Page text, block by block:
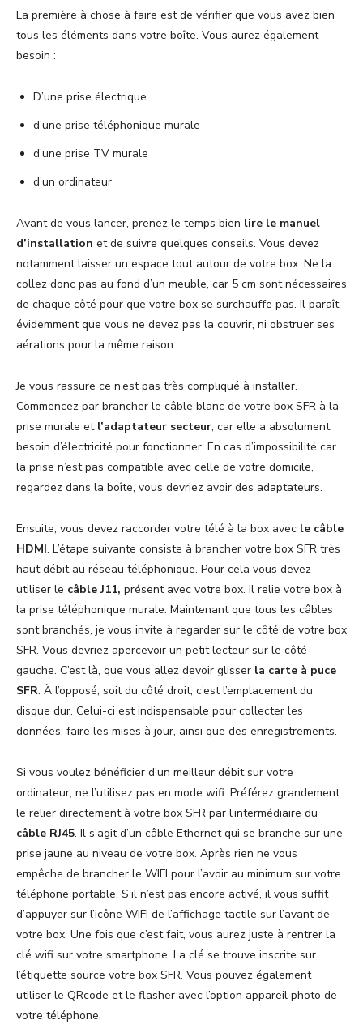
La première à chose à faire est de vérifier que vous avez bien
tous les éléments dans votre boîte. Vous aurez également
besoin :
D’une prise électrique
d’une prise téléphonique murale
d’une prise TV murale
d’un ordinateur
Avant de vous lancer, prenez le temps bien lire le manuel
d’installation et de suivre quelques conseils. Vous devez
notamment laisser un espace tout autour de votre box. Ne la
collez donc pas au fond d’un meuble, car 5 cm sont nécessaires
de chaque côté pour que votre box se surchauffe pas. Il paraît
évidemment que vous ne devez pas la couvrir, ni obstruer ses
aérations pour la même raison.
Je vous rassure ce n’est pas très compliqué à installer.
Commencez par brancher le câble blanc de votre box SFR à la
prise murale et l’adaptateur secteur, car elle a absolument
besoin d’électricité pour fonctionner. En cas d’impossibilité car
la prise n’est pas compatible avec celle de votre domicile,
regardez dans la boîte, vous devriez avoir des adaptateurs.
Ensuite, vous devez raccorder votre télé à la box avec le câble
HDMI. L’étape suivante consiste à brancher votre box SFR très
haut débit au réseau téléphonique. Pour cela vous devez
utiliser le câble J11, présent avec votre box. Il relie votre box à
la prise téléphonique murale. Maintenant que tous les câbles
sont branchés, je vous invite à regarder sur le côté de votre box
SFR. Vous devriez apercevoir un petit lecteur sur le côté
gauche. C’est là, que vous allez devoir glisser la carte à puce
SFR. À l’opposé, soit du côté droit, c’est l’emplacement du
disque dur. Celui-ci est indispensable pour collecter les
données, faire les mises à jour, ainsi que des enregistrements.
Si vous voulez bénéficier d’un meilleur débit sur votre
ordinateur, ne l’utilisez pas en mode wifi. Préférez grandement
le relier directement à votre box SFR par l’intermédiaire du
câble RJ45. Il s’agit d’un câble Ethernet qui se branche sur une
prise jaune au niveau de votre box. Après rien ne vous
empêche de brancher le WIFI pour l’avoir au minimum sur votre
téléphone portable. S’il n’est pas encore activé, il vous suffit
d’appuyer sur l’icône WIFI de l’affichage tactile sur l’avant de
votre box. Une fois que c’est fait, vous aurez juste à rentrer la
clé wifi sur votre smartphone. La clé se trouve inscrite sur
l’étiquette source votre box SFR. Vous pouvez également
utiliser le QRcode et le flasher avec l’option appareil photo de
votre téléphone.